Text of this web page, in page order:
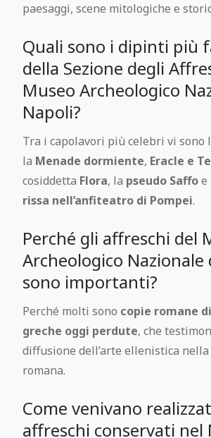
paesaggi, scene mitologiche e
Quali sono i dipinti più
della Sezione degli
Museo Archeologico
Napoli?
Tra i capolavori più celebri vi sono
la Menade dormiente, Eracle e
cosiddetta Flora, la pseudo Saffoe
rissa nell’anfiteatro di Pompei.
Perché gli affreschi del
Archeologico Nazionale
sono importanti?
Perché molti sono copie romane
greche oggi perdute, che
diffusione dell’arte ellenistica
romana.
Come venivano
affreschi conservati nel